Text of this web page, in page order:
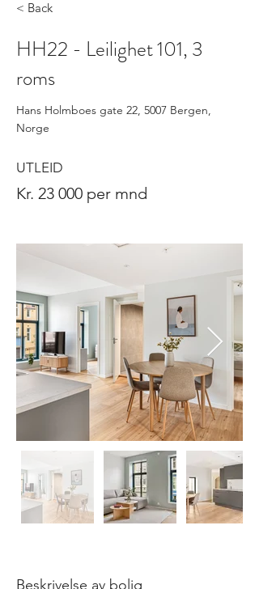
< Back
HH22 - Leilighet 101, 3
roms
Hans Holmboes gate 22, 5007 Bergen,
Norge
UTLEID
Kr. 23 000 per mnd
Beskrivelse av bolig